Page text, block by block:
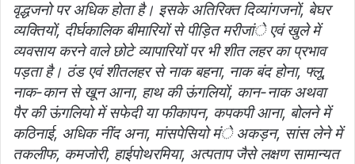
वृद्धजनो पर अधिक होता है। इसके अतिरिक्त दिव्यांगजनों, बेघर
व्यक्तियों, दीर्घकालिक बीमारियों से पीड़ित मरीजांे एवं खुले में
व्यवसाय करने वाले छोटे व्यापारियों पर भी शीत लहर का प्रभाव
पड़ता है। ठंड एवं शीतलहर से नाक बहना, नाक बंद होना, फ्लू,
नाक-कान से खून आना, हाथ की ऊंगलियों, कान-नाक अथवा
पैर की ऊंगलियो में सफेदी या फीकापन, कपकपी आना, बोलने में
कठिनाई, अधिक नींद अना, मांसपेसियो मंे अकड़न, सांस लेने में
तकलीफ, कमजोरी, हाईपोथरमिया, अत्पताप जैसे लक्षण सामान्यत